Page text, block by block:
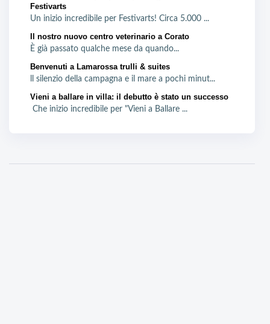
Festivarts
Un inizio incredibile per Festivarts! Circa 5.000 ...
Il nostro nuovo centro veterinario a Corato
È già passato qualche mese da quando...
Benvenuti a Lamarossa trulli & suites
ll silenzio della campagna e il mare a pochi minut...
Vieni a ballare in villa: il debutto è stato un successo
Che inizio incredibile per "Vieni a Ballare ...